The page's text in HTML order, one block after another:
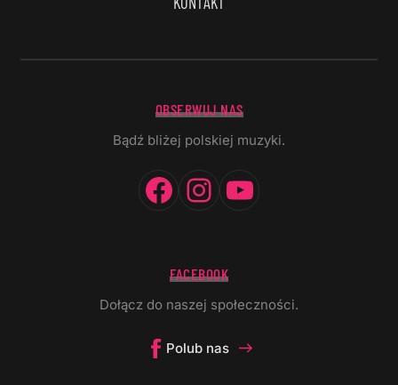
OBSERWUJ NAS
Bądź bliżej polskiej muzyki.
Facebook
Instagram
FACEBOOK
Dołącz do naszej społeczności.
Polub nas